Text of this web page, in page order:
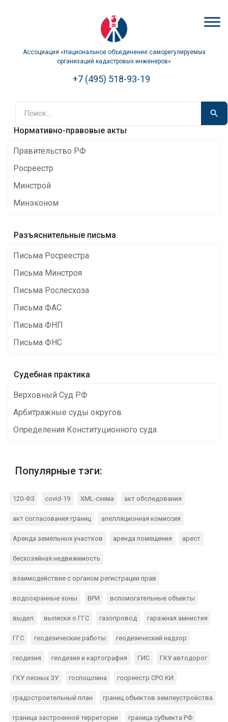
Ассоциация «Национальное объединение саморегулируемых
организаций кадастровых инженеров»
+7 (495) 518-93-19
Нормативно-правовые акты
Правительство РФ
Росреестр
Минстрой
Минэконом
Разъяснительные письма
Письма Росреестра
Письма Минстроя
Письма Рослесхоза
Письма ФАС
Письма ФНП
Письма ФНС
Cудебная практика
Верховный Суд РФ
Арбитражные суды округов
Определения Конституционного суда
Популярные тэги:
120-ФЗ covid-19 XML-схема акт обследования
акт согласования границ апелляционная комиссия
Аренда земельных участков аренда помещения арест
бесхозяйная недвижимость
взаимодействие с органом регистрации прав
водоохранные зоны ВРИ вспомогательные объекты
выдел выписки о ГГС газопровод гаражная амнистия
ГГС геодезические работы геодезический надзор
геодезия геодезия и картография ГИС ГКУ автодорог
ГКУ лесных ЗУ госпошлина госреестр СРО КИ
градостроительный план границ объектов землеустройства
граница застроенной территории граница субъекта РФ